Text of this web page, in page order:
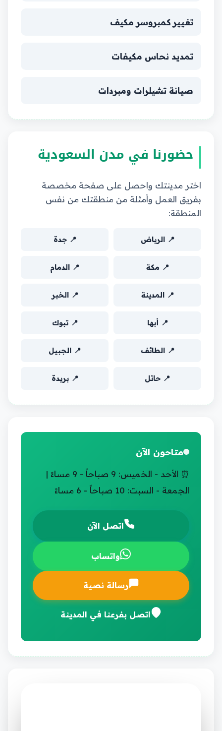
تغيير كمبروسر مكيف
تمديد نحاس مكيفات
صيانة تشيلرات ومبردات
حضورنا في مدن السعودية
اختر مدينتك واحصل على صفحة مخصصة
بفريق العمل وأمثلة من منطقتك من نفس
المنطقة:
📍 الرياض 📍 جدة
📍 مكة 📍 الدمام
📍 المدينة 📍 الخبر
📍 أبها 📍 تبوك
📍 الطائف 📍 الجبيل
📍 حائل 📍 بريدة
متاحون الآن
⏰ الأحد - الخميس: 9 صباحاً - 9 مساءً |
الجمعة - السبت: 10 صباحاً - 6 مساءً
اتصل الآن
واتساب
رسالة نصية
اتصل بفرعنا في المدينة